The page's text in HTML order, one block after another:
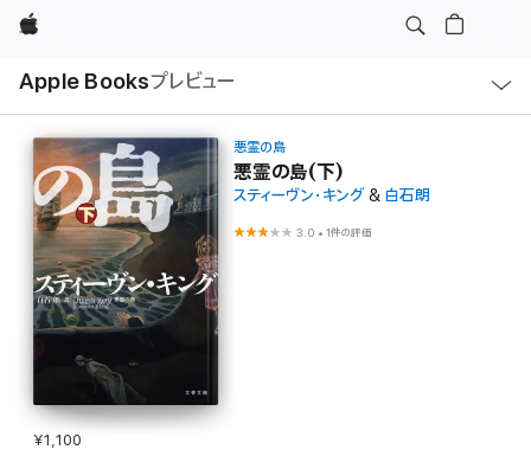
Apple
Apple Booksプレビュー
ル
悪霊の島
悪霊の島(下)
スティーヴン・キング & 白石朗
3.0 •1件の評価
¥1,100